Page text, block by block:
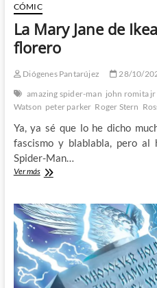
CÓMIC
La Mary Jane de
florero
Diógenes Pantarújez 28/10/
amazing spider-man john romita jr
Watson peter parker Roger Stern
Ya, ya sé que lo he dicho
fascismo y blablabla, pero
Spider-Man…
Ver másLa
de
Ikea:
Cómo
ser
mujer
florero